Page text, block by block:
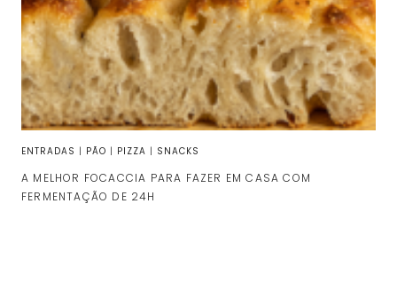
ENTRADAS | PÃO | PIZZA | SNACKS
A MELHOR FOCACCIA PARA FAZER EM CASA COM
FERMENTAÇÃO DE 24H